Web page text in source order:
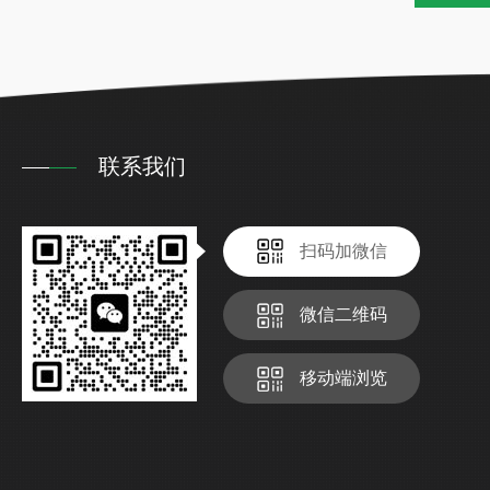
联系我们
扫码加微信
微信二维码
移动端浏览